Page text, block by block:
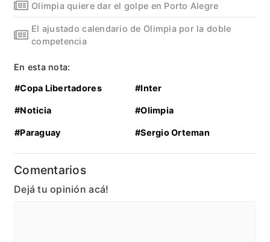
Olimpia quiere dar el golpe en Porto Alegre
El ajustado calendario de Olimpia por la doble
competencia
En esta nota:
#Copa Libertadores #Inter
#Noticia #Olimpia
#Paraguay #Sergio Orteman
Comentarios
Dejá tu opinión acá!